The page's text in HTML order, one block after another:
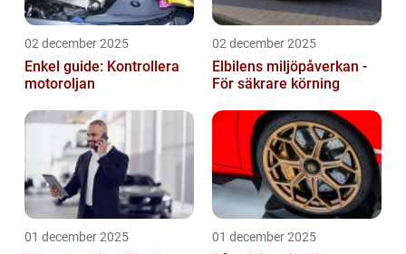
02 december 2025
Enkel guide: Kontrollera
motoroljan
02 december 2025
Elbilens miljöpåverkan -
För säkrare körning
01 december 2025 01 december 2025